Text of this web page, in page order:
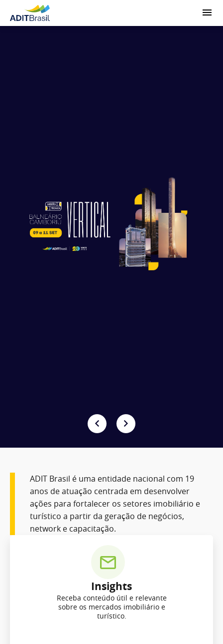
ADIT Brasil é uma entidade nacional com 19
anos de atuação centrada em desenvolver
ações para fortalecer os setores imobiliário e
turístico a partir da geração de negócios,
network e capacitação.
Insights
Receba conteúdo útil e relevante
sobre os mercados imobiliário e
turístico.